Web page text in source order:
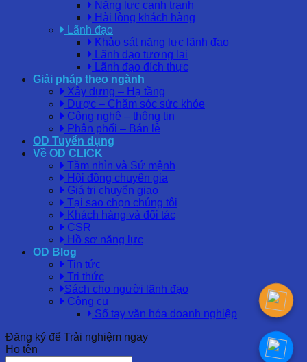
Năng lực cạnh tranh
Hài lòng khách hàng
Lãnh đạo
Khảo sát năng lực lãnh đạo
Lãnh đạo tương lai
Lãnh đạo đích thực
Giải pháp theo ngành
Xây dựng – Hạ tầng
Dược – Chăm sóc sức khỏe
Công nghệ – thông tin
Phân phối – Bán lẻ
OD Tuyển dụng
Về OD CLICK
Tầm nhìn và Sứ mệnh
Hội đồng chuyên gia
Giá trị chuyển giao
Tại sao chọn chúng tôi
Khách hàng và đối tác
CSR
Hồ sơ năng lực
OD Blog
Tin tức
Tri thức
Sách cho người lãnh đạo
Công cụ
Sổ tay văn hóa doanh nghiệp
Đăng ký để Trải nghiệm ngay
Họ tên